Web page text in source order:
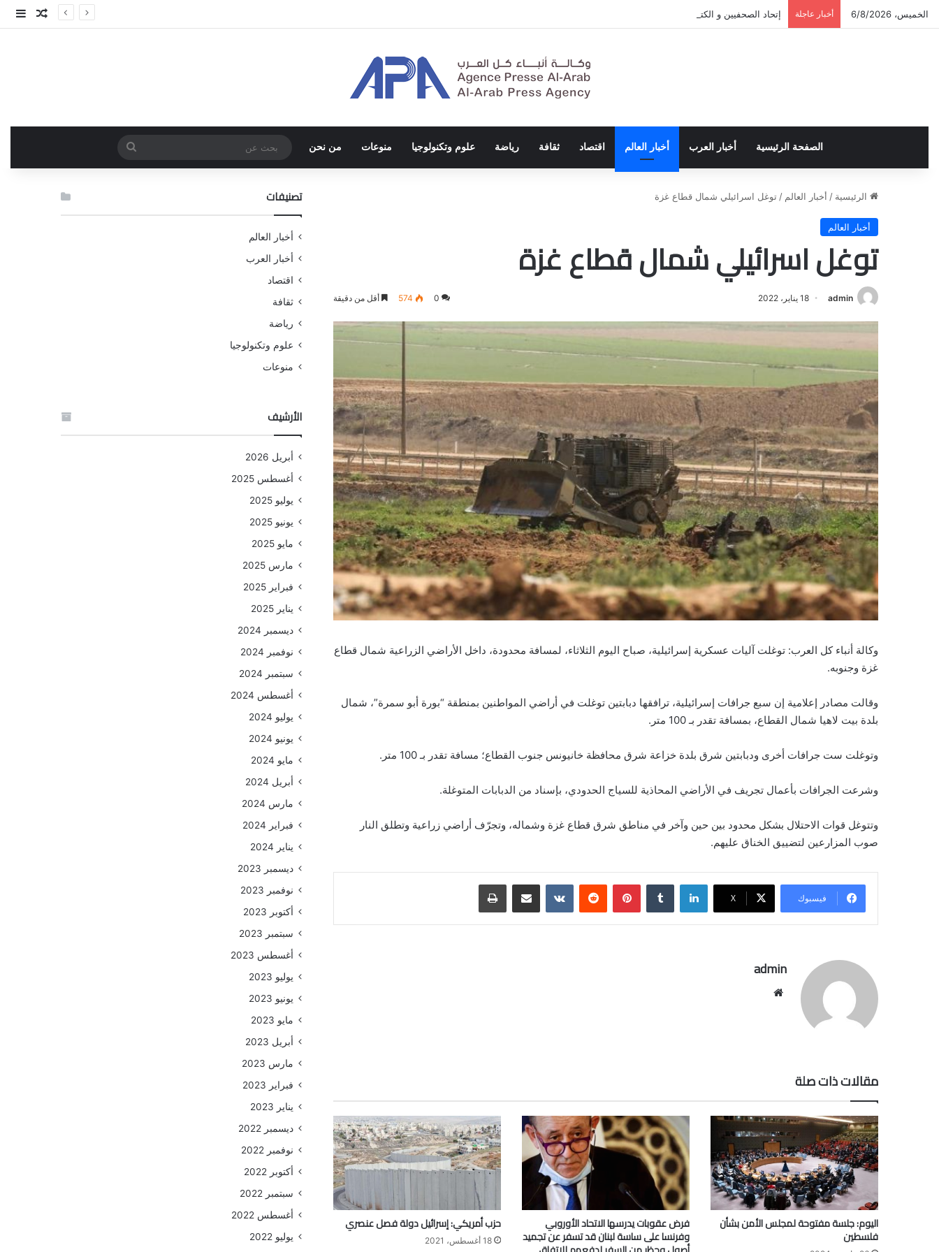
الخميس، 6/8/2026 أخبار عاجلة إتحاد الصحفيين و الكتاب العرب في أوروبا يدين اغتيال أنس الشريف ومحمد قريقع مقال
الصفحة الرئيسية أخبار العرب أخبار العالم اقتصاد ثقافة رياضة علوم وتكنولوجيا منوعات من نحن
بحث
عن
الرئيسية / أخبار العالم / توغل اسرائيلي شمال قطاع غزة
أخبار العالم
توغل اسرائيلي شمال قطاع غزة
admin 18 يناير، 2022 0
574 أقل من دقيقة
وكالة أنباء كل العرب: توغلت آليات عسكرية إسرائيلية، صباح اليوم الثلاثاء، لمسافة محدودة، داخل الأراضي الزراعية شمال قطاع
غزة وجنوبه.
وقالت مصادر إعلامية إن سبع جرافات إسرائيلية، ترافقها دبابتين توغلت في أراضي المواطنين بمنطقة “بورة أبو سمرة”، شمال
بلدة بيت لاهيا شمال القطاع، بمسافة تقدر بـ 100 متر.
وتوغلت ست جرافات أخرى ودبابتين شرق بلدة خزاعة شرق محافظة خانيونس جنوب القطاع؛ مسافة تقدر بـ 100 متر.
وشرعت الجرافات بأعمال تجريف في الأراضي المحاذية للسياج الحدودي، بإسناد من الدبابات المتوغلة.
وتتوغل قوات الاحتلال بشكل محدود بين حين وآخر في مناطق شرق قطاع غزة وشماله، وتجرّف أراضي زراعية وتطلق النار
صوب المزارعين لتضييق الخناق عليهم.
فيسبوك ‫X
لينكدإن بينتيريست مشاركة عبر البريد طباعة
admin
مقالات ذات صلة
اليوم: جلسة مفتوحة لمجلس الأمن بشأن
فلسطين
فرض عقوبات يدرسها الاتحاد الأوروبي
وفرنسا على ساسة لبنان قد تسفر عن تجميد
حزب أمريكي: إسرائيل دولة فصل عنصري
18 أغسطس، 2021
تصنيفات
أخبار العالم
أخبار العرب
اقتصاد
ثقافة
رياضة
علوم وتكنولوجيا
منوعات
الأرشيف
أبريل 2026
أغسطس 2025
يوليو 2025
يونيو 2025
مايو 2025
مارس 2025
فبراير 2025
يناير 2025
ديسمبر 2024
نوفمبر 2024
سبتمبر 2024
أغسطس 2024
يوليو 2024
يونيو 2024
مايو 2024
أبريل 2024
مارس 2024
فبراير 2024
يناير 2024
ديسمبر 2023
نوفمبر 2023
أكتوبر 2023
سبتمبر 2023
أغسطس 2023
يوليو 2023
يونيو 2023
مايو 2023
أبريل 2023
مارس 2023
فبراير 2023
يناير 2023
ديسمبر 2022
نوفمبر 2022
أكتوبر 2022
سبتمبر 2022
أغسطس 2022
يوليو 2022